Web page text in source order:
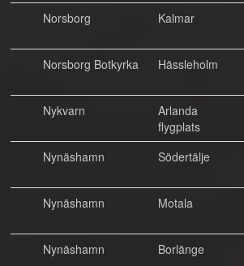
Norsborg
Kalmar
Norsborg Botkyrka
Hässleholm
Nykvarn
Arlanda
flygplats
Nynäshamn
Södertälje
Nynäshamn
Motala
Nynäshamn
Borlänge